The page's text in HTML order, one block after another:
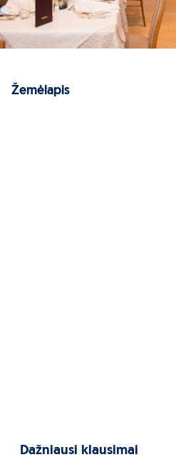
Žemėlapis
Dažniausi klausimai